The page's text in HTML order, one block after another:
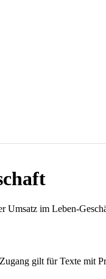
Umsatz im Leben-
gilt für Texte mit